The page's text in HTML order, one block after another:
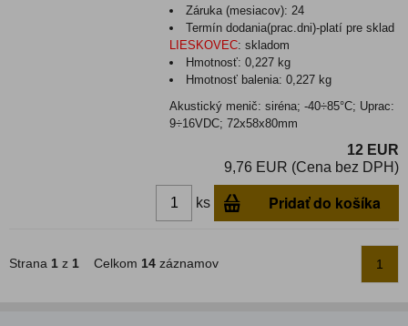
Záruka (mesiacov): 24
Termín dodania(prac.dni)-platí pre sklad
LIESKOVEC: skladom
Hmotnosť:0,227 kg
Hmotnosť balenia:0,227 kg
Akustický menič: siréna; -40÷85°C; Uprac:
9÷16VDC; 72x58x80mm
12 EUR
9,76 EUR (Cena bez DPH)
ks Pridať do košíka
Strana 1 z 1 Celkom 14 záznamov 1